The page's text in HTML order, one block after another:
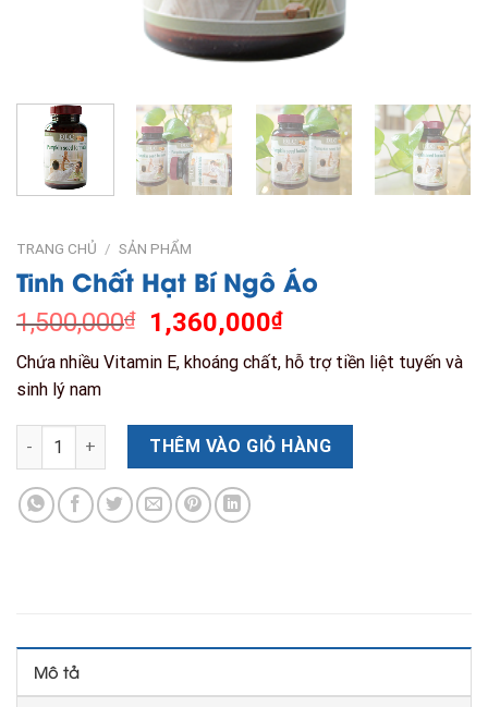
TRANG CHỦ / SẢN PHẨM
Tinh Chất Hạt Bí Ngô Áo
1,500,000₫
Giá
gốc
là:
1,360,000₫Giá
hiện
tại
1,360,000₫.
Chứa nhiều Vitamin E, khoáng chất, hỗ trợ tiền liệt tuyến và
sinh lý nam
Tinh Chất Hạt Bí Ngô Áo số lượng
THÊM VÀO GIỎ HÀNG
Mô tả